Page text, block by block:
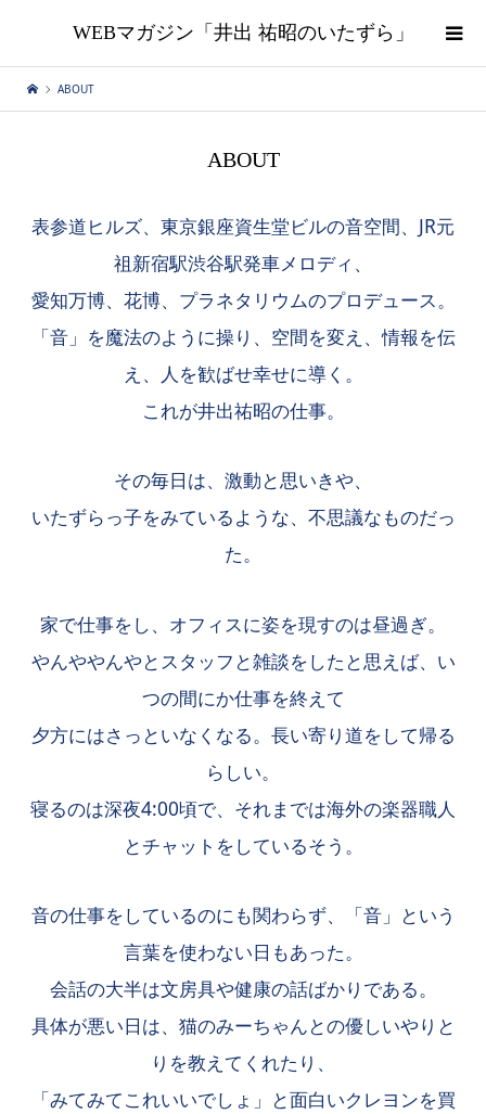
WEBマガジン「井出 祐昭のいたずら」
ABOUT
ABOUT
表参道ヒルズ、東京銀座資生堂ビルの音空間、JR元
祖新宿駅渋谷駅発車メロディ、
愛知万博、花博、プラネタリウムのプロデュース。
「音」を魔法のように操り、空間を変え、情報を伝
え、人を歓ばせ幸せに導く。
これが井出祐昭の仕事。
その毎日は、激動と思いきや、
いたずらっ子をみているような、不思議なものだっ
た。
家で仕事をし、オフィスに姿を現すのは昼過ぎ。
やんややんやとスタッフと雑談をしたと思えば、い
つの間にか仕事を終えて
夕方にはさっといなくなる。長い寄り道をして帰る
らしい。
寝るのは深夜4:00頃で、それまでは海外の楽器職人
とチャットをしているそう。
音の仕事をしているのにも関わらず、「音」という
言葉を使わない日もあった。
会話の大半は文房具や健康の話ばかりである。
具体が悪い日は、猫のみーちゃんとの優しいやりと
りを教えてくれたり、
「みてみてこれいいでしょ」と面白いクレヨンを買